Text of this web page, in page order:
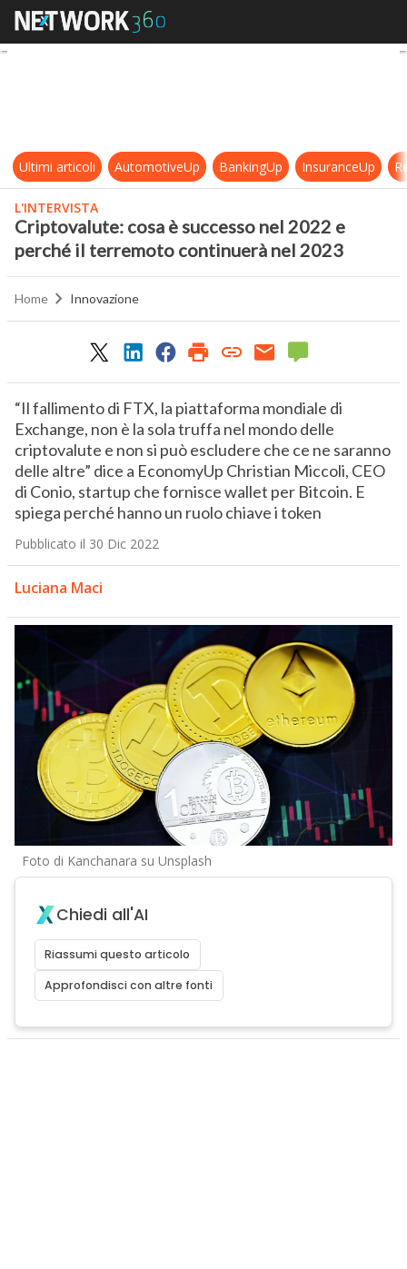
Criptovalute: cosa è successo
Ultimi articoli AutomotiveUp BankingUp InsuranceUp
L'INTERVISTA
Criptovalute: cosa è successo nel 2022 e
perché il terremoto continuerà nel 2023
Home Innovazione
“Il fallimento di FTX, la piattaforma mondiale di
Exchange, non è la sola truffa nel mondo delle
criptovalute e non si può escludere che ce ne saranno
delle altre” dice a EconomyUp Christian Miccoli, CEO
di Conio, startup che fornisce wallet per Bitcoin. E
spiega perché hanno un ruolo chiave i token
Pubblicato il 30 Dic 2022
Luciana Maci
Foto di Kanchanara su Unsplash
Chiedi all'AI
Riassumi questo articolo
Approfondisci con altre fonti